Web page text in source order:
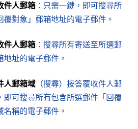
件人郵箱 ：只需一鍵，即可搜尋所
覆對象」郵箱地址的電子郵件。
件人郵箱 ：搜尋所有寄送至所選郵
址的電子郵件。
人郵箱域 （搜尋）按答覆收件人郵
即可搜尋所有包含所選郵件「回覆
稱的電子郵件。